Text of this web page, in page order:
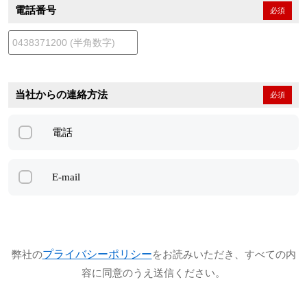
電話番号 必須
当社からの連絡方法 必須
電話
E-mail
弊社のプライバシーポリシーをお読みいただき、すべての内
容に同意のうえ送信ください。